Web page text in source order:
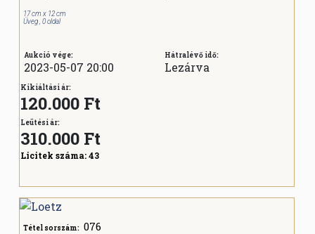
17 cm x 12 cm
Üveg , 0 oldal
Aukció vége:
2023-05-07 20:00
Hátralévő idő:
Lezárva
Kikiáltási ár:
120.000 Ft
Leütési ár:
310.000 Ft
Licitek száma:43
Tétel sorszám: 076